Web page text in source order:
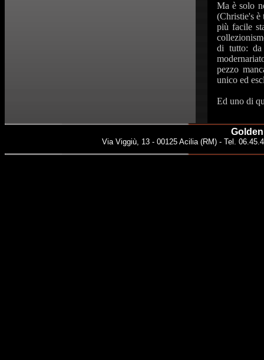
Ma è solo
(Christie's
più facile
di tutto:
pezzo
unico ed
Ed uno di
Via Viggiù, 13 - 00125 Acilia (RM) - Tel.